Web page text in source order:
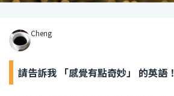
Cheng
請告訴我 「感覺有點奇妙」 的英語！